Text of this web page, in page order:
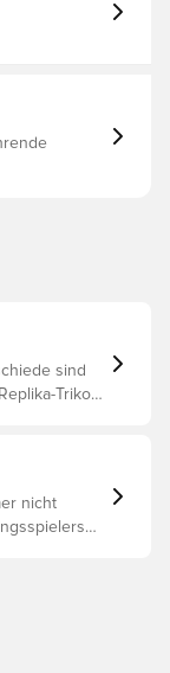
sorgt für
adidas
deinen
sind
Trikots
nicht